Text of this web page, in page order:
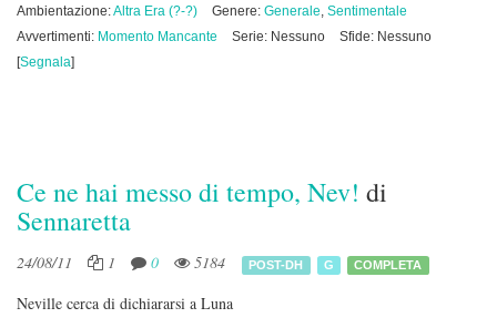
Ambientazione:Altra Era (?-?) Genere: Generale, Sentimentale
Avvertimenti: Momento Mancante Serie: Nessuno
Sfide: Nessuno
[Segnala]
Ce ne hai messo di tempo, Nev! di
Sennaretta
24/08/11 1 0 5184 POST-DH G COMPLETA
Neville cerca di dichiararsi a Luna